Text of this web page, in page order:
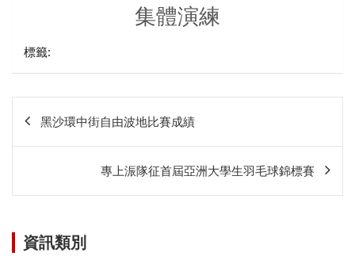
集體演練
標籤:
章
黑沙環中街自由波地比賽成績
專上浱隊征首屆亞洲大學生羽毛球錦標賽
資訊類別